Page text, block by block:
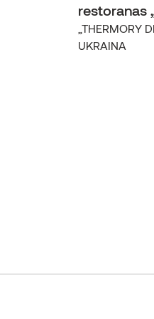
restoranas
„THERMORY
UKRAINA